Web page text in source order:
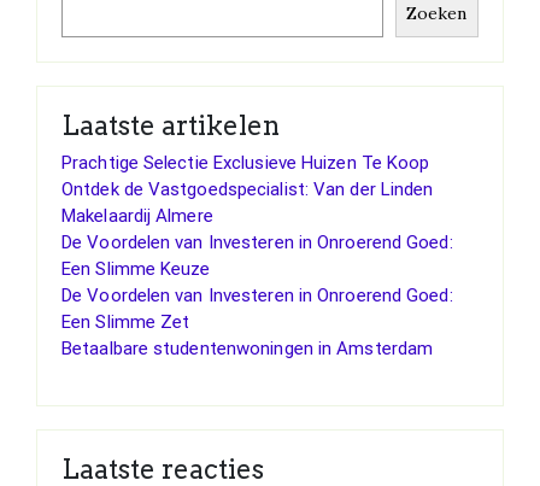
Zoeken
Laatste artikelen
Prachtige Selectie Exclusieve Huizen Te Koop
Ontdek de Vastgoedspecialist: Van der Linden
Makelaardij Almere
De Voordelen van Investeren in Onroerend Goed:
Een Slimme Keuze
De Voordelen van Investeren in Onroerend Goed:
Een Slimme Zet
Betaalbare studentenwoningen in Amsterdam
Laatste reacties